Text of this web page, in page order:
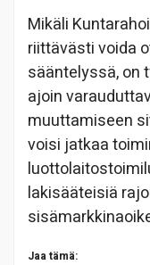
Mikäli
riittävästi voida
sääntelyssä, on
ajoin
muuttamiseen
voisi jatkaa
lakisääteisiä
Jaa tämä: